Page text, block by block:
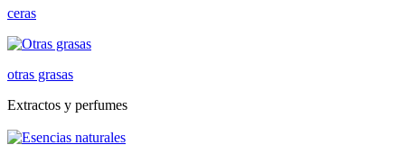
ceras
otras grasas
Extractos y perfumes